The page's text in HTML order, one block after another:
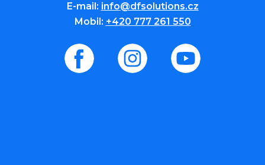
E-mail: info@dfsolutions.cz
Mobil: +420 777 261 550